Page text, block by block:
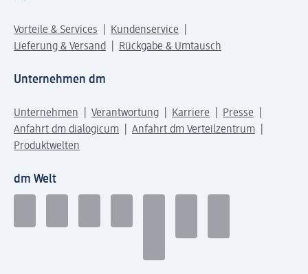
Vorteile & Services
Kundenservice
Lieferung & Versand
Rückgabe & Umtausch
Unternehmen dm
Unternehmen Verantwortung Karriere
Presse
Anfahrt dm dialogicum
Anfahrt dm Verteilzentrum
Produktwelten
dm Welt